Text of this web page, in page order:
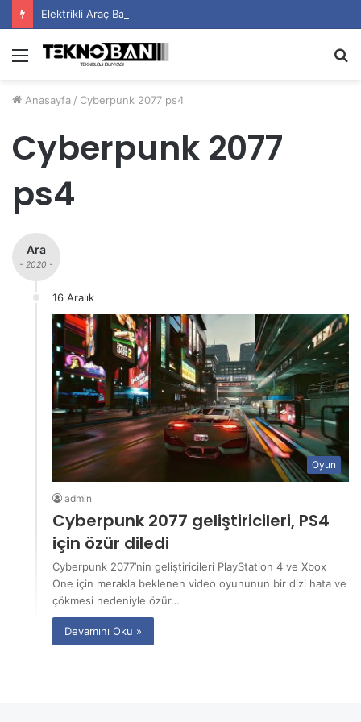
Elektrikli Araç Bataryalarının Ömrü Nasıl Uzatılır?
Menü
Anasayfa / Cyberpunk 2077 ps4
Cyberpunk 2077
ps4
Ara
- 2020 -
16 Aralık
Oyun
admin
Cyberpunk 2077 geliştiricileri, PS4
için özür diledi
Cyberpunk 2077’nin geliştiricileri PlayStation 4 ve Xbox
One için merakla beklenen video oyununun bir dizi hata ve
çökmesi nedeniyle özür…
Devamını Oku »